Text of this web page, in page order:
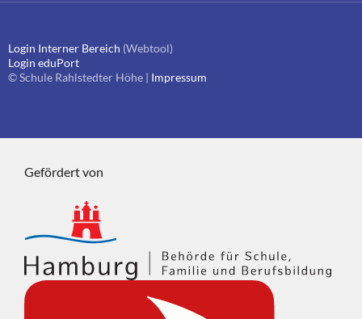
Login Interner Bereich (Webtool)
Login eduPort
© Schule Rahlstedter Höhe | Impressum
Gefördert von